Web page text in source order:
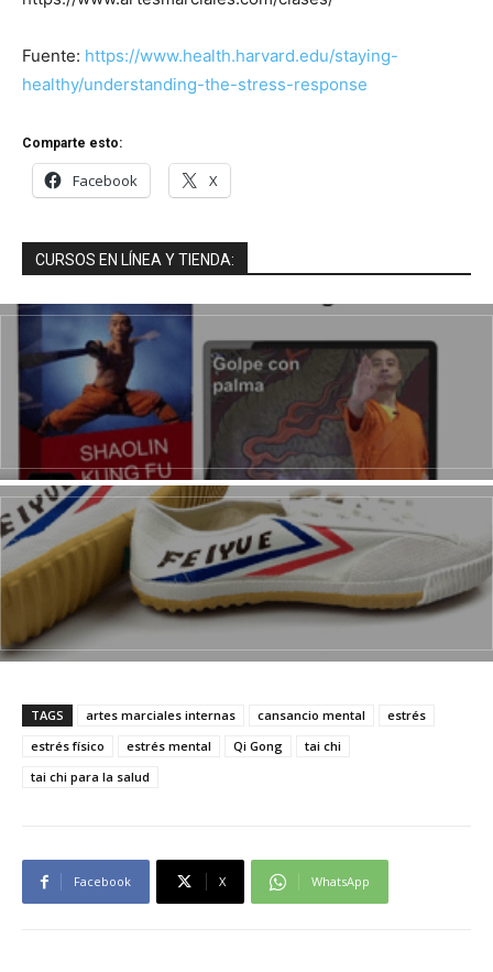
Fuente: https://www.health.harvard.edu/staying-
healthy/understanding-the-stress-response
Comparte esto:
Facebook X
CURSOS EN LÍNEA Y TIENDA:
TAGS artes marciales internas cansancio mental
estrés
estrés físico
estrés mental Qi Gong
tai chi
tai chi para la salud
Facebook X WhatsApp